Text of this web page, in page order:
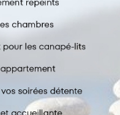
Liens
FAQ
POLITIQUE EN
CONDITIONS